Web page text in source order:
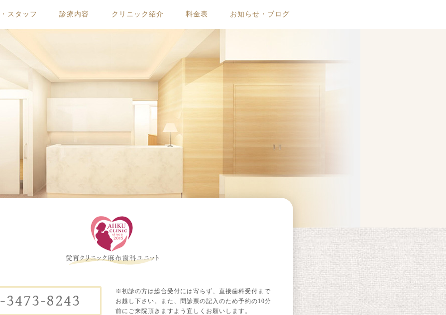
スタッフ 診療内容 クリニック紹介 料金表 お知らせ・ブログ
3473-8243
※初診の方は総合受付には寄らず、直接歯科受付まで
お越し下さい。また、問診票の記入のため予約の10分
前にご来院頂きますよう宜しくお願いします。